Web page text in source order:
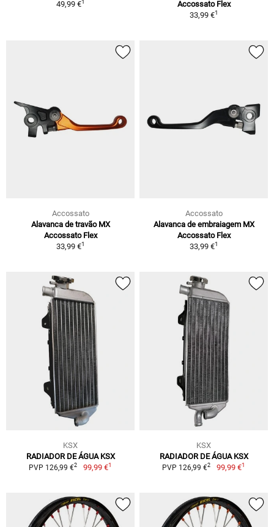
49,99 €1
Accossato Flex
33,99 €1
Accossato
Alavanca de travão MX
Accossato Flex
33,99 €1
Accossato
Alavanca de embraiagem MX
Accossato Flex
33,99 €1
KSX
RADIADOR DE ÁGUA KSX
PVP 126,99 €2 99,99 €1
KSX
RADIADOR DE ÁGUA KSX
PVP 126,99 €2 99,99 €1